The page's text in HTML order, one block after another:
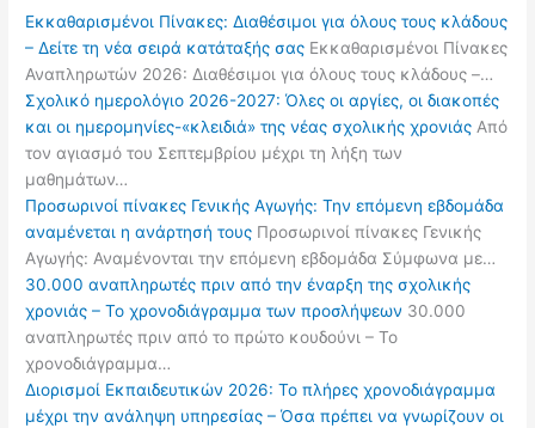
Εκκαθαρισμένοι Πίνακες: Διαθέσιμοι για όλους τους κλάδους
– Δείτε τη νέα σειρά κατάταξής σας Εκκαθαρισμένοι Πίνακες
Αναπληρωτών 2026: Διαθέσιμοι για όλους τους κλάδους –…
Σχολικό ημερολόγιο 2026-2027: Όλες οι αργίες, οι διακοπές
και οι ημερομηνίες-«κλειδιά» της νέας σχολικής χρονιάς Από
τον αγιασμό του Σεπτεμβρίου μέχρι τη λήξη των
μαθημάτων…
Προσωρινοί πίνακες Γενικής Αγωγής: Την επόμενη εβδομάδα
αναμένεται η ανάρτησή τους Προσωρινοί πίνακες Γενικής
Αγωγής: Αναμένονται την επόμενη εβδομάδα Σύμφωνα με…
30.000 αναπληρωτές πριν από την έναρξη της σχολικής
χρονιάς – Το χρονοδιάγραμμα των προσλήψεων 30.000
αναπληρωτές πριν από το πρώτο κουδούνι – Το
χρονοδιάγραμμα…
Διορισμοί Εκπαιδευτικών 2026: Το πλήρες χρονοδιάγραμμα
μέχρι την ανάληψη υπηρεσίας – Όσα πρέπει να γνωρίζουν οι